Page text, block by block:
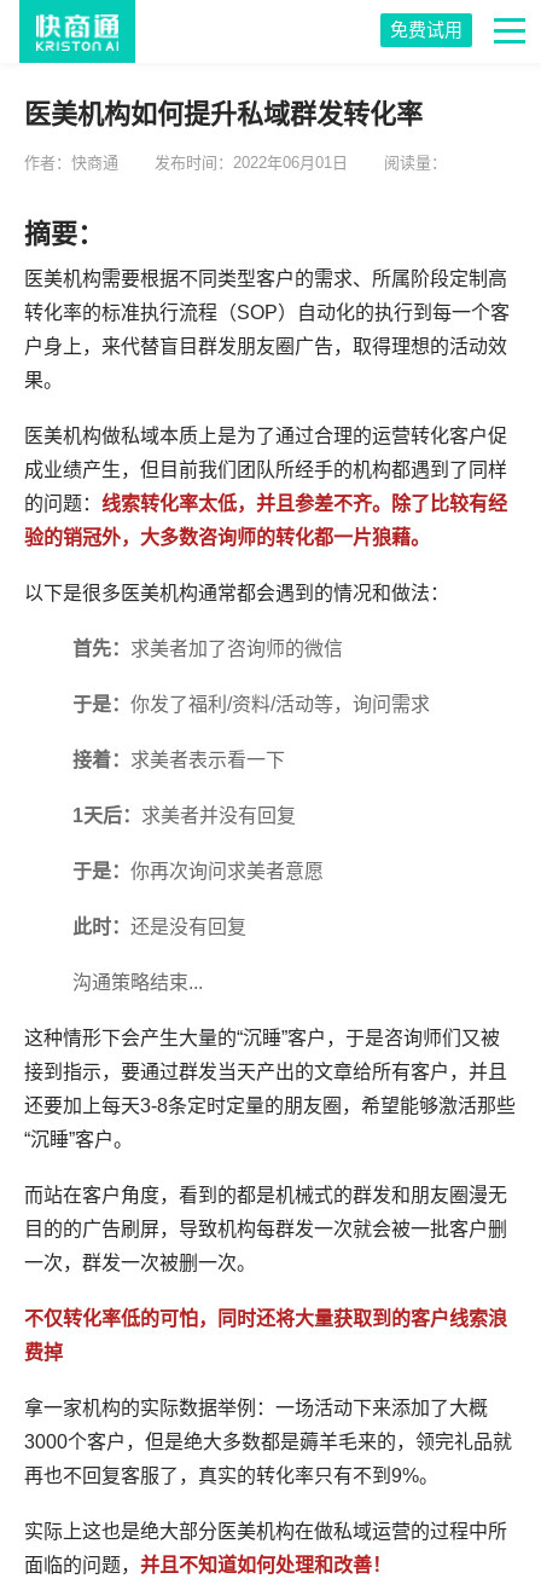
免费试用
医美机构如何提升私域群发转化率
作者：快商通 发布时间：2022年06月01日 阅读量：
摘要：
医美机构需要根据不同类型客户的需求、所属阶段定制高
转化率的标准执行流程（SOP）自动化的执行到每一个客
户身上，来代替盲目群发朋友圈广告，取得理想的活动效
果。
医美机构做私域本质上是为了通过合理的运营转化客户促
成业绩产生，但目前我们团队所经手的机构都遇到了同样
的问题： 线索转化率太低，并且参差不齐。除了比较有经
验的销冠外，大多数咨询师的转化都一片狼藉。
以下是很多医美机构通常都会遇到的情况和做法：
首先： 求美者加了咨询师的微信
于是： 你发了福利/资料/活动等，询问需求
接着： 求美者表示看一下
1天后： 求美者并没有回复
于是： 你再次询问求美者意愿
此时： 还是没有回复
沟通策略结束...
这种情形下会产生大量的“沉睡”客户，于是咨询师们又被
接到指示，要通过群发当天产出的文章给所有客户，并且
还要加上每天3-8条定时定量的朋友圈，希望能够激活那些
“沉睡”客户。
而站在客户角度，看到的都是机械式的群发和朋友圈漫无
目的的广告刷屏，导致机构每群发一次就会被一批客户删
一次，群发一次被删一次。
不仅转化率低的可怕，同时还将大量获取到的客户线索浪
费掉
拿一家机构的实际数据举例：一场活动下来添加了大概
3000个客户，但是绝大多数都是薅羊毛来的，领完礼品就
再也不回复客服了，真实的转化率只有不到9%。
实际上这也是绝大部分医美机构在做私域运营的过程中所
面临的问题， 并且不知道如何处理和改善！